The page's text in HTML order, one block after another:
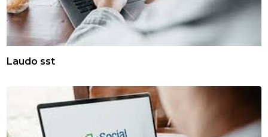
Laudo sst